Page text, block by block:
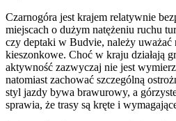
Czarnogóra jest krajem relatywnie
miejscach o dużym natężeniu ruchu
czy deptaki w Budvie, należy uważać
kieszonkowe. Choć w kraju działają
aktywność zazwyczaj nie jest
natomiast zachować szczególną
styl jazdy bywa brawurowy, a
sprawia, że trasy są kręte i